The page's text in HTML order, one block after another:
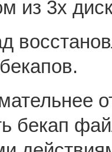
из 3х
бекап